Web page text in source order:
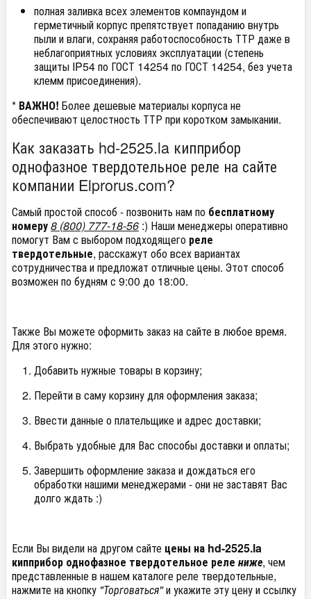
полная заливка всех элементов компаундом и
герметичный корпус препятствует попаданию внутрь
пыли и влаги, сохраняя работоспособность ТТР даже в
неблагоприятных условиях эксплуатации (степень
защиты IP54 по ГОСТ 14254 по ГОСТ 14254, без учета
клемм присоединения).
* ВАЖНО! Более дешевые материалы корпуса не
обеспечивают целостность ТТР при коротком замыкании.
Как заказать hd-2525.la кипприбор
однофазное твердотельное реле на сайте
компании Elprorus.com?
Самый простой способ - позвонить нам по бесплатному
номеру8 (800) 777-18-56 :) Наши менеджеры оперативно
помогут Вам с выбором подходящего реле
твердотельные, расскажут обо всех вариантах
сотрудничества и предложат отличные цены. Этот способ
возможен по будням с 9:00 до 18:00.
Также Вы можете оформить заказ на сайте в любое время.
Для этого нужно:
Добавить нужные товары в корзину;
Перейти в саму корзину для оформления заказа;
Ввести данные о плательщике и адрес доставки;
Выбрать удобные для Вас способы доставки и оплаты;
Завершить оформление заказа и дождаться его
обработки нашими менеджерами - они не заставят Вас
долго ждать :)
Если Вы видели на другом сайте цены на hd-2525.la
кипприбор однофазное твердотельное реле ниже, чем
представленные в нашем каталоге реле твердотельные,
нажмите на кнопку "Торговаться"и укажите эту цену и ссылку